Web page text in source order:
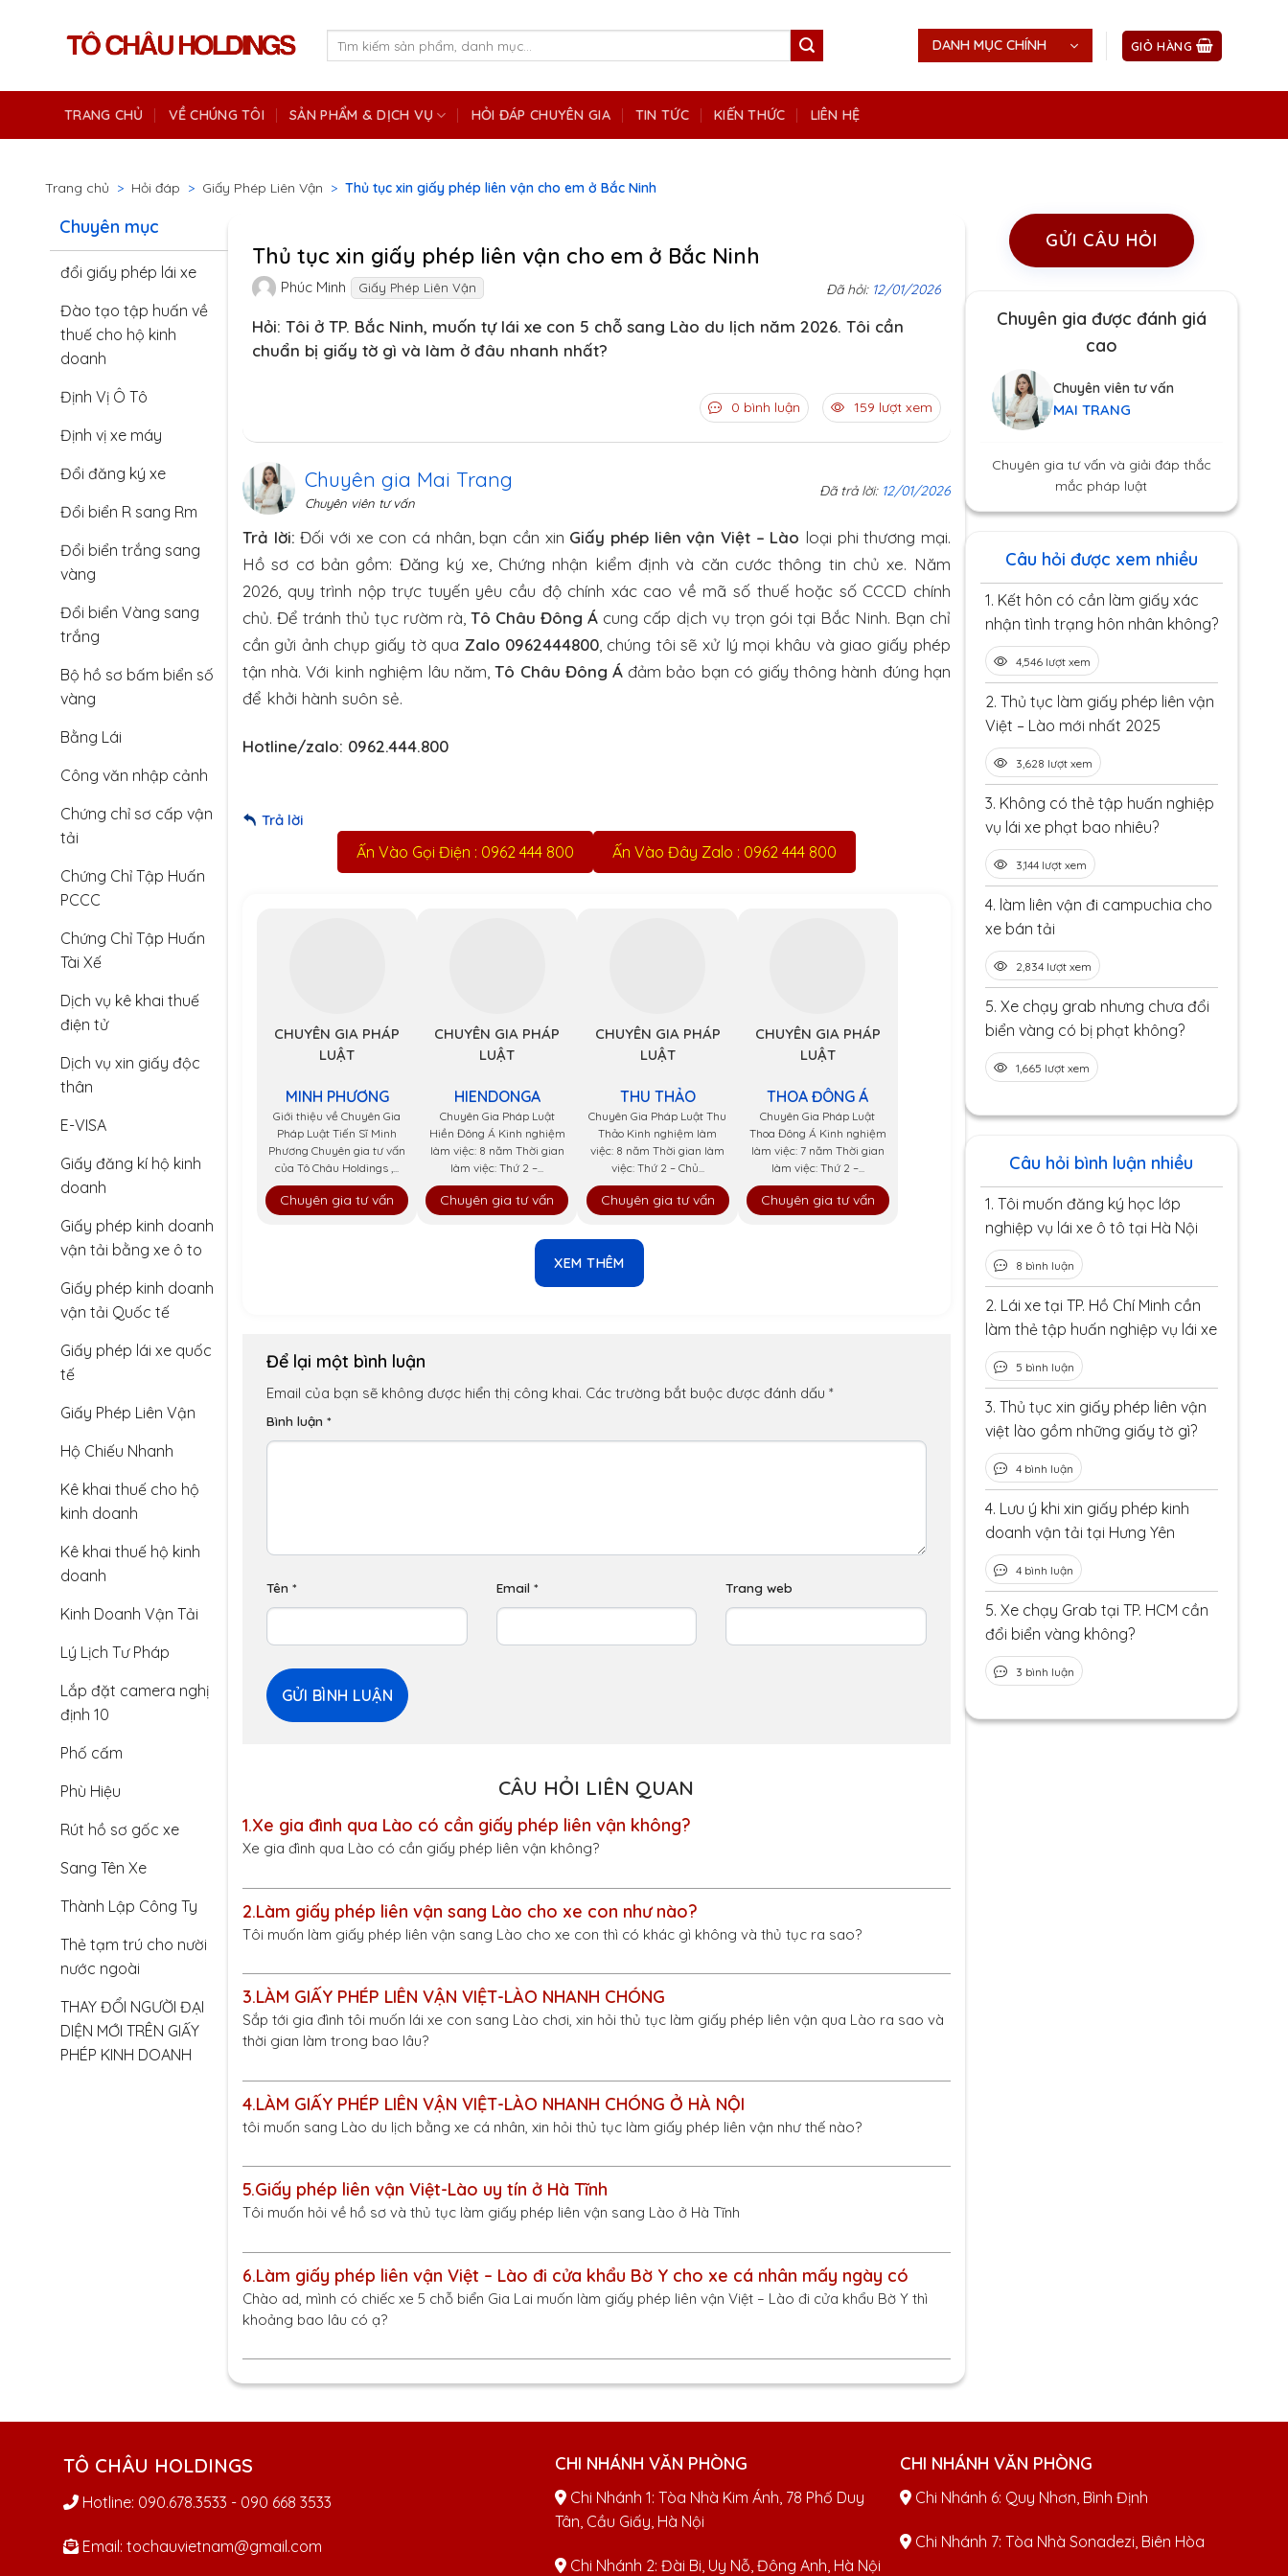
DANH MỤC CHÍNH GIỎ HÀNG
TRANG CHỦ VỀ CHÚNG TÔI SẢN PHẨM & DỊCH VỤ HỎI ĐÁP CHUYÊN GIA TIN TỨC KIẾN THỨC LIÊN HỆ
Trang chủ > Hỏi đáp > Giấy Phép Liên Vận > Thủ tục xin giấy phép liên vận cho em ở Bắc Ninh
Chuyên mục
đổi giấy phép lái xe
Đào tạo tập huấn về
thuế cho hộ kinh
doanh
Định Vị Ô Tô
Định vị xe máy
Đổi đăng ký xe
Đổi biển R sang Rm
Đổi biển trắng sang
vàng
Đổi biển Vàng sang
trắng
Bộ hồ sơ bấm biển số
vàng
Bằng Lái
Công văn nhập cảnh
Chứng chỉ sơ cấp vận
tải
Chứng Chỉ Tập Huấn
PCCC
Chứng Chỉ Tập Huấn
Tài Xế
Dịch vụ kê khai thuế
điện tử
Dịch vụ xin giấy độc
thân
E-VISA
Giấy đăng kí hộ kinh
doanh
Giấy phép kinh doanh
vận tải bằng xe ô to
Giấy phép kinh doanh
vận tải Quốc tế
Giấy phép lái xe quốc
tế
Giấy Phép Liên Vận
Hộ Chiếu Nhanh
Kê khai thuế cho hộ
kinh doanh
Kê khai thuế hộ kinh
doanh
Kinh Doanh Vận Tải
Lý Lịch Tư Pháp
Lắp đặt camera nghị
định 10
Phố cấm
Phù Hiệu
Rút hồ sơ gốc xe
Sang Tên Xe
Thành Lập Công Ty
Thẻ tạm trú cho nười
nước ngoài
THAY ĐỔI NGƯỜI ĐẠI
DIỆN MỚI TRÊN GIẤY
PHÉP KINH DOANH
Thủ tục xin giấy phép liên vận cho em ở Bắc Ninh
Phúc Minh Giấy Phép Liên Vận Đã hỏi: 12/01/2026
Hỏi: Tôi ở TP. Bắc Ninh, muốn tự lái xe con 5 chỗ sang Lào du lịch năm 2026. Tôi cần
chuẩn bị giấy tờ gì và làm ở đâu nhanh nhất?
0 bình luận 159 lượt xem
Chuyên gia Mai Trang
Chuyên viên tư vấn
Đã trả lời: 12/01/2026
Trả lời: Đối với xe con cá nhân, bạn cần xin Giấy phép liên vận Việt – Lào loại phi thương mại.
Hồ sơ cơ bản gồm: Đăng ký xe, Chứng nhận kiểm định và căn cước thông tin chủ xe. Năm
2026, quy trình nộp trực tuyến yêu cầu độ chính xác cao về mã số thuế hoặc số CCCD chính
chủ. Để tránh thủ tục rườm rà,Tô Châu Đông Á cung cấp dịch vụ trọn gói tại Bắc Ninh. Bạn chỉ
cần gửi ảnh chụp giấy tờ qua Zalo 0962444800, chúng tôi sẽ xử lý mọi khâu và giao giấy phép
tận nhà. Với kinh nghiệm lâu năm,Tô Châu Đông Á đảm bảo bạn có giấy thông hành đúng hạn
để khởi hành suôn sẻ.
Hotline/zalo: 0962.444.800
Trả lời
Ấn Vào Gọi Điện : 0962 444 800 Ấn Vào Đây Zalo : 0962 444 800
CHUYÊN GIA PHÁP
LUẬT
MINH PHƯƠNG
Giới thiệu về Chuyên Gia
Pháp Luật Tiến Sĩ Minh
Phương Chuyên gia tư vấn
của Tô Châu Holdings ,...
Chuyên gia tư vấn
CHUYÊN GIA PHÁP
LUẬT
HIENDONGA
Chuyên Gia Pháp Luật
Hiền Đông Á Kinh nghiệm
làm việc: 8 năm Thời gian
làm việc: Thứ 2 –...
Chuyên gia tư vấn
CHUYÊN GIA PHÁP
LUẬT
THU THẢO
Chuyên Gia Pháp Luật Thu
Thảo Kinh nghiệm làm
việc: 8 năm Thời gian làm
việc: Thứ 2 – Chủ...
Chuyên gia tư vấn
CHUYÊN GIA PHÁP
LUẬT
THOA ĐÔNG Á
Chuyên Gia Pháp Luật
Thoa Đông Á Kinh nghiệm
làm việc: 7 năm Thời gian
làm việc: Thứ 2 –...
Chuyên gia tư vấn
XEM THÊM
Để lại một bình luận
Email của bạn sẽ không được hiển thị công khai. Các trường bắt buộc được đánh dấu *
Bình luận *
Tên * Email * Trang web
CÂU HỎI LIÊN QUAN
1.Xe gia đình qua Lào có cần giấy phép liên vận không?
Xe gia đình qua Lào có cần giấy phép liên vận không?
2.Làm giấy phép liên vận sang Lào cho xe con như nào?
Tôi muốn làm giấy phép liên vận sang Lào cho xe con thì có khác gì không và thủ tục ra sao?
3.LÀM GIẤY PHÉP LIÊN VẬN VIỆT-LÀO NHANH CHÓNG
Sắp tới gia đình tôi muốn lái xe con sang Lào chơi, xin hỏi thủ tục làm giấy phép liên vận qua Lào ra sao và
thời gian làm trong bao lâu?
4.LÀM GIẤY PHÉP LIÊN VẬN VIỆT-LÀO NHANH CHÓNG Ở HÀ NỘI
tôi muốn sang Lào du lịch bằng xe cá nhân, xin hỏi thủ tục làm giấy phép liên vận như thế nào?
5.Giấy phép liên vận Việt-Lào uy tín ở Hà Tĩnh
Tôi muốn hỏi về hồ sơ và thủ tục làm giấy phép liên vận sang Lào ở Hà Tĩnh
6.Làm giấy phép liên vận Việt – Lào đi cửa khẩu Bờ Y cho xe cá nhân mấy ngày có
Chào ad, mình có chiếc xe 5 chỗ biển Gia Lai muốn làm giấy phép liên vận Việt – Lào đi cửa khẩu Bờ Y thì
khoảng bao lâu có ạ?
GỬI CÂU HỎI
Chuyên gia được đánh giá
cao
Chuyên viên tư vấn
MAI TRANG
Chuyên gia tư vấn và giải đáp thắc
mắc pháp luật
Câu hỏi được xem nhiều
1. Kết hôn có cần làm giấy xác
nhận tình trạng hôn nhân không?
4,546 lượt xem
2. Thủ tục làm giấy phép liên vận
Việt – Lào mới nhất 2025
3,628 lượt xem
3. Không có thẻ tập huấn nghiệp
vụ lái xe phạt bao nhiêu?
3,144 lượt xem
4. làm liên vận đi campuchia cho
xe bán tải
2,834 lượt xem
5. Xe chạy grab nhưng chưa đổi
biển vàng có bị phạt không?
1,665 lượt xem
Câu hỏi bình luận nhiều
1. Tôi muốn đăng ký học lớp
nghiệp vụ lái xe ô tô tại Hà Nội
8 bình luận
2. Lái xe tại TP. Hồ Chí Minh cần
làm thẻ tập huấn nghiệp vụ lái xe
5 bình luận
3. Thủ tục xin giấy phép liên vận
việt lào gồm những giấy tờ gì?
4 bình luận
4. Lưu ý khi xin giấy phép kinh
doanh vận tải tại Hưng Yên
4 bình luận
5. Xe chạy Grab tại TP. HCM cần
đổi biển vàng không?
3 bình luận
TÔ CHÂU HOLDINGS
Hotline: 090.678.3533 - 090 668 3533
Email: tochauvietnam@gmail.com
CHI NHÁNH VĂN PHÒNG
Chi Nhánh 1: Tòa Nhà Kim Ánh, 78 Phố Duy
Tân, Cầu Giấy, Hà Nội
Chi Nhánh 2: Đài Bi, Uy Nỗ, Đông Anh, Hà Nội
CHI NHÁNH VĂN PHÒNG
Chi Nhánh 6: Quy Nhơn, Bình Định
Chi Nhánh 7: Tòa Nhà Sonadezi, Biên Hòa